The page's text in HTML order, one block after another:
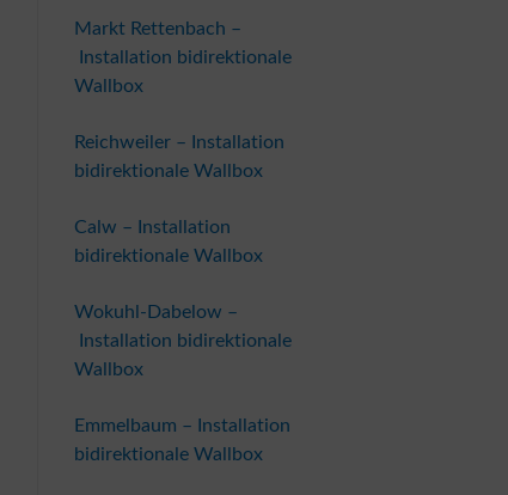
Markt Rettenbach –
Installation bidirektionale
Wallbox
Reichweiler – Installation
bidirektionale Wallbox
Calw – Installation
bidirektionale Wallbox
Wokuhl-Dabelow –
Installation bidirektionale
Wallbox
Emmelbaum – Installation
bidirektionale Wallbox